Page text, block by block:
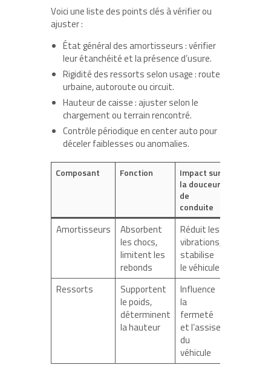
Voici une liste des points clés à vérifier ou
ajuster :
État général des amortisseurs : vérifier
leur étanchéité et la présence d’usure.
Rigidité des ressorts selon usage : route
urbaine, autoroute ou circuit.
Hauteur de caisse : ajuster selon le
chargement ou terrain rencontré.
Contrôle périodique en center auto pour
déceler faiblesses ou anomalies.
Composant Fonction
Impact sur
la douceur
de
conduite
Amortisseurs
Absorbent
les chocs,
limitent les
rebonds
Réduit les
vibrations,
stabilise
le véhicule
Ressorts
Supportent
le poids,
déterminent
la hauteur
Influence
la
fermeté
et l’assise
du
véhicule